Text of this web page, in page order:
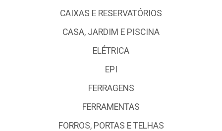
CAIXAS E RESERVATÓRIOS
CASA, JARDIM E PISCINA
ELÉTRICA
EPI
FERRAGENS
FERRAMENTAS
FORROS, PORTAS E TELHAS